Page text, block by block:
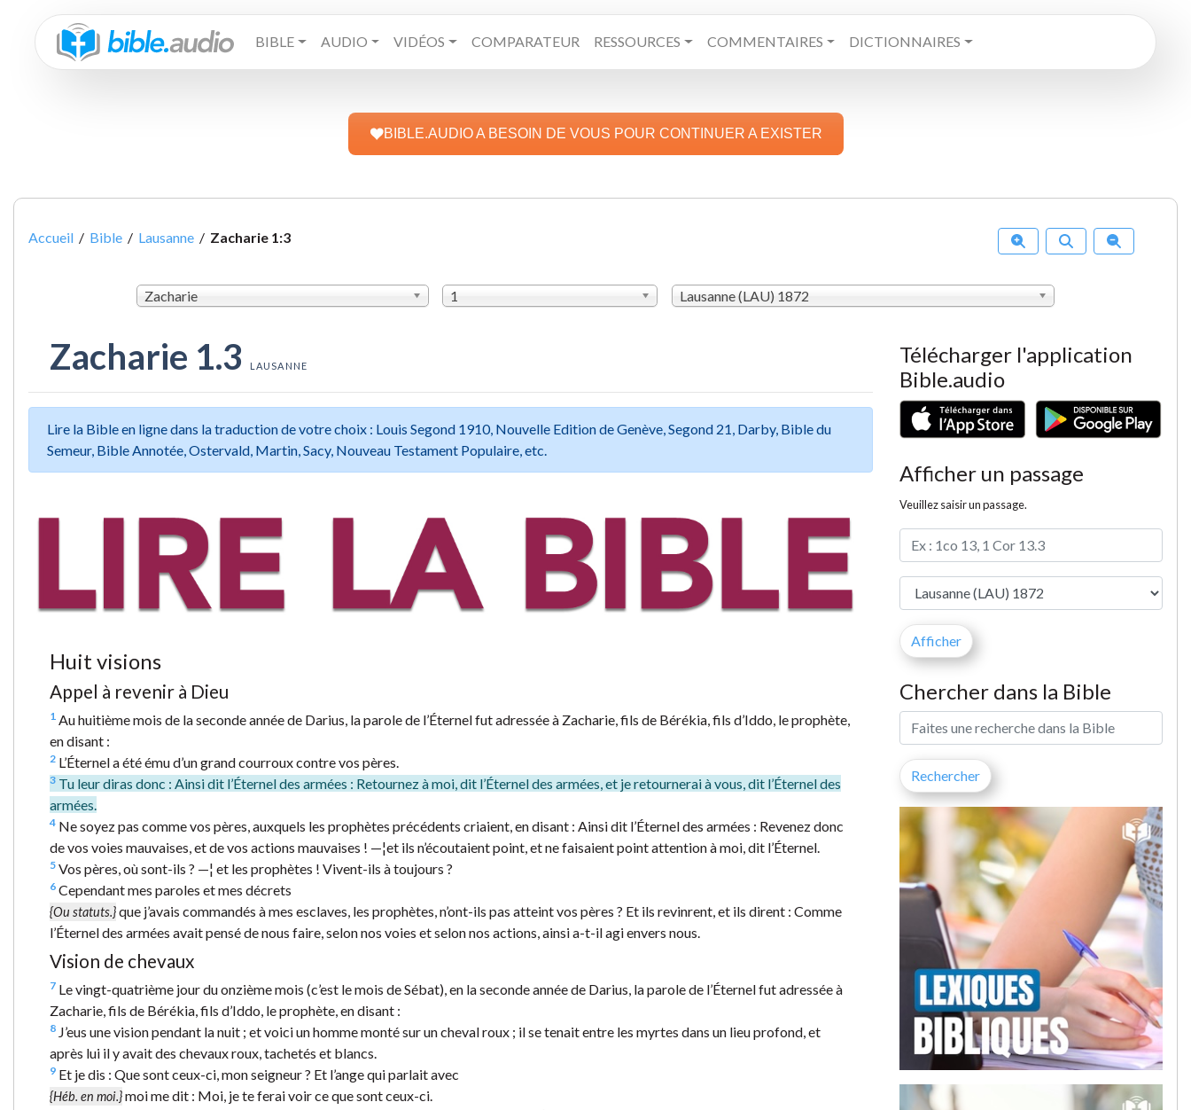
BIBLE AUDIO VIDÉOS COMPARATEUR RESSOURCES COMMENTAIRES DICTIONNAIRES
BIBLE.AUDIO A BESOIN DE VOUS POUR CONTINUER A EXISTER
Accueil / Bible / Lausanne / Zacharie 1:3
Zacharie 1 Lausanne (LAU) 1872
Zacharie 1.3 LAUSANNE
Lire la Bible en ligne dans la traduction de votre choix : Louis Segond 1910, Nouvelle Edition de Genève, Segond 21, Darby, Bible du
Semeur, Bible Annotée, Ostervald, Martin, Sacy, Nouveau Testament Populaire, etc.
Huit visions
Appel à revenir à Dieu
1 Au huitième mois de la seconde année de Darius, la parole de l’Éternel fut adressée à Zacharie, fils de Bérékia, fils d’Iddo, le prophète,
en disant :
2 L’Éternel a été ému d’un grand courroux contre vos pères.
3 Tu leur diras donc : Ainsi dit l’Éternel des armées : Retournez à moi, dit l’Éternel des armées, et je retournerai à vous, dit l’Éternel des
armées.
4 Ne soyez pas comme vos pères, auxquels les prophètes précédents criaient, en disant : Ainsi dit l’Éternel des armées : Revenez donc
de vos voies mauvaises, et de vos actions mauvaises ! —¦et ils n’écoutaient point, et ne faisaient point attention à moi, dit l’Éternel.
5 Vos pères, où sont-ils ? —¦ et les prophètes ! Vivent-ils à toujours ?
6 Cependant mes paroles et mes décrets
{Ou statuts.}que j’avais commandés à mes esclaves, les prophètes, n’ont-ils pas atteint vos pères ? Et ils revinrent, et ils dirent : Comme
l’Éternel des armées avait pensé de nous faire, selon nos voies et selon nos actions, ainsi a-t-il agi envers nous.
Vision de chevaux
7 Le vingt-quatrième jour du onzième mois (c’est le mois de Sébat), en la seconde année de Darius, la parole de l’Éternel fut adressée à
Zacharie, fils de Bérékia, fils d’Iddo, le prophète, en disant :
8 J’eus une vision pendant la nuit ; et voici un homme monté sur un cheval roux ; il se tenait entre les myrtes dans un lieu profond, et
après lui il y avait des chevaux roux, tachetés et blancs.
9 Et je dis : Que sont ceux-ci, mon seigneur ? Et l’ange qui parlait avec
{Héb. en moi.}moi me dit : Moi, je te ferai voir ce que sont ceux-ci.
Télécharger l'application
Bible.audio
Afficher un passage
Veuillez saisir un passage.
Chercher dans la Bible